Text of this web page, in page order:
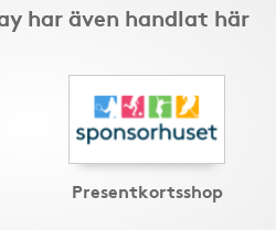
har även handlat här
Presentkortsshop